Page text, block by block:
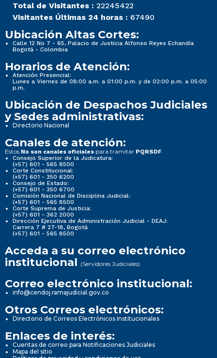
Total de Visitantes : 22245422
Visitantes Últimas 24 horas : 67490
Ubicación Altas Cortes:
Calle 12 No 7 - 65, Palacio de Justicia Alfonso Reyes Echandía
Bogotá - Colombia
Horarios de Atención:
Atención Presencial:
Lunes a Viernes de 08:00 a.m. a 01:00 p.m. y de 02:00 p.m. a 05:00
p.m.
Ubicación de Despachos Judiciales
y Sedes administrativas:
Directorio Nacional
Canales de atención:
Estos No son canales oficiales para tramitar PQRSDF
Consejo Superior de la Judicatura:
(+57) 601 - 565 8500
Corte Constitucional:
(+57) 601 - 350 6200
Consejo de Estado:
(+57) 601 - 350 6700
Comisión Nacional de Disciplina Judicial:
(+57) 601 - 565 8500
Corte Suprema de Justicia:
(+57) 601 - 362 2000
Dirección Ejecutiva de Administración Judicial - DEAJ:
Carrera 7 # 27-18, Bogotá
(+57) 601 - 565 8500
Acceda a su correo electrónico
institucional (Servidores Judiciales)
Correo electrónico institucional:
info@cendoj.ramajudicial.gov.co
Otros Correos electrónicos:
Directorio de Correos Electrónicos Institucionales
Enlaces de interés:
Cuentas de correo para Notificaciones Judiciales
Mapa del sitio